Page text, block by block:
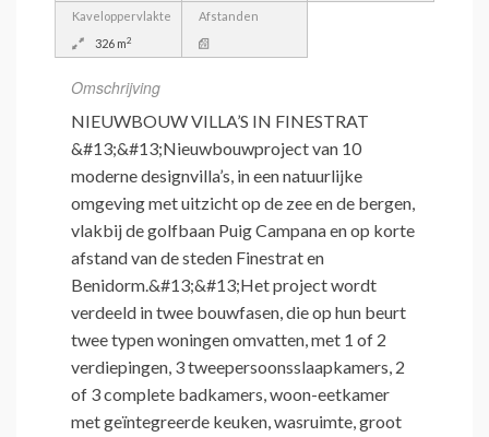
Kaveloppervlakte
326 m2
Afstanden
Omschrijving
NIEUWBOUW VILLA’S IN FINESTRAT
&#13;&#13;Nieuwbouwproject van 10
moderne designvilla’s, in een natuurlijke
omgeving met uitzicht op de zee en de bergen,
vlakbij de golfbaan Puig Campana en op korte
afstand van de steden Finestrat en
Benidorm.&#13;&#13;Het project wordt
verdeeld in twee bouwfasen, die op hun beurt
twee typen woningen omvatten, met 1 of 2
verdiepingen, 3 tweepersoonsslaapkamers, 2
of 3 complete badkamers, woon-eetkamer
met geïntegreerde keuken, wasruimte, groot